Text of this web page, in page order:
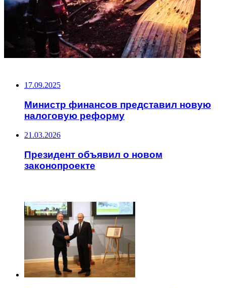
17.09.2025
Министр финансов представил новую
налоговую реформу
21.03.2026
Президент объявил о новом
законопроекте